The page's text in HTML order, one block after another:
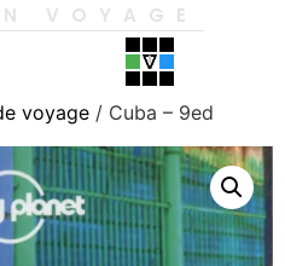
VOYAGE
voyage / Cuba – 9ed